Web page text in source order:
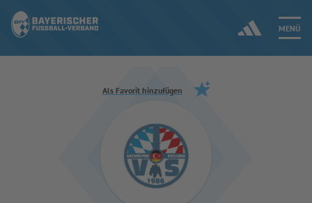
MENÜ
Jetzt einloggen
ERGEBNISSE & WETTBEWERBE
Als Favorit hinzufügen